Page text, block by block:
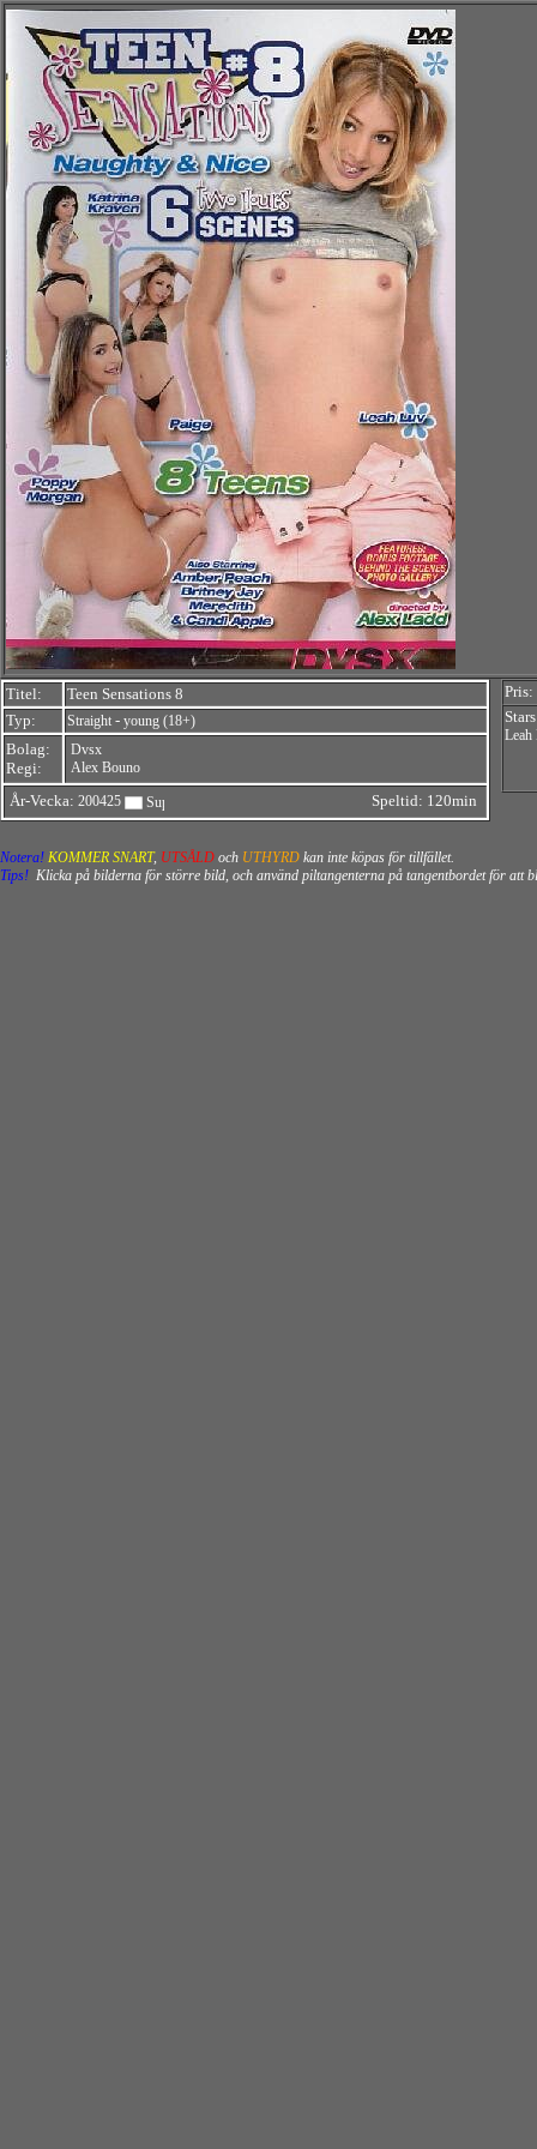
Titel:
Teen Sensations 8
Typ:
Straight - young (18+)
Bolag:
Regi:
Dvsx
Alex Bouno
År-Vecka: 200425 Speltid: 120min
Leah
Notera! KOMMER SNART, UTSÅLD och UTHYRD kan inte köpas för tillfället.
Tips! Klicka på bilderna för större bild, och använd piltangenterna på tangentbordet för att